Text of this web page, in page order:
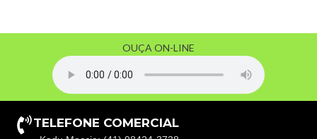
OUÇA ON-LINE
TELEFONE COMERCIAL